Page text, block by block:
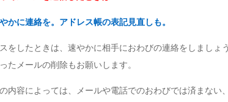
かに連絡を。アドレス帳の表記見直しも。
をしたときは、速やかに相手におわびの連絡をしましょ
たメールの削除もお願いします。
内容によっては、メールや電話でのおわびでは済まない